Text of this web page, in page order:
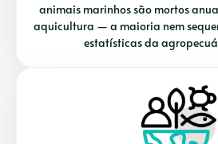
animais marinhos são mortos
aquicultura — a maioria nem
estatísticas da